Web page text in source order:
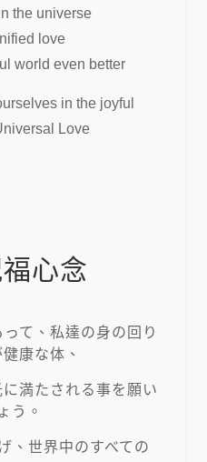
the universe
love
world even better
in the joyful
Love
心念
て、私達の身の回り
康な体、
満たされる事を願い
う。
、世界中のすべての